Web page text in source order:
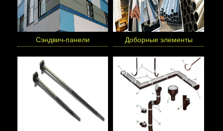
Сэндвич-панели Доборные элементы